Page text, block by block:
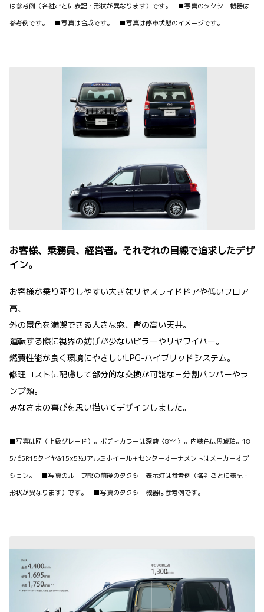
は参考例（各社ごとに表記・形状が異なります）です。 ■写真のタクシー機器は
参考例です。 ■写真は合成です。 ■写真は停車状態のイメージです。
お客様、乗務員、経営者。それぞれの目線で追求したデザ
イン。
お客様が乗り降りしやすい大きなリヤスライドドアや低いフロア
高、
外の景色を満喫できる大きな窓、背の高い天井。
運転する際に視界の妨げが少ないピラーやリヤワイパー。
燃費性能が良く環境にやさしいLPG-ハイブリッドシステム。
修理コストに配慮して部分的な交換が可能な三分割バンパーやラ
ンプ類。
みなさまの喜びを思い描いてデザインしました。
■写真は匠（上級グレード）。ボディカラーは深藍〈8Y4〉。内装色は黒琥珀。18
5/65R15タイヤ&15×5½Jアルミホイール＋センターオーナメントはメーカーオプ
ション。 ■写真のルーフ部の前後のタクシー表示灯は参考例（各社ごとに表記・
形状が異なります）です。 ■写真のタクシー機器は参考例です。